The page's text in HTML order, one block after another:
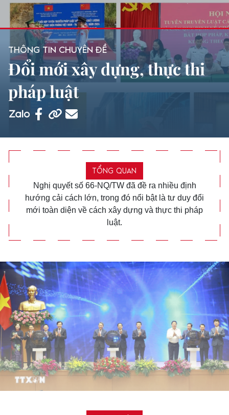
THÔNG TIN CHUYÊN ĐỀ
Đổi mới xây dựng, thực thi
pháp luật
TỔNG QUAN
Nghị quyết số 66-NQ/TW đã đề ra nhiều định
hướng cải cách lớn, trong đó nổi bật là tư duy đổi
mới toàn diện về cách xây dựng và thực thi pháp
luật.